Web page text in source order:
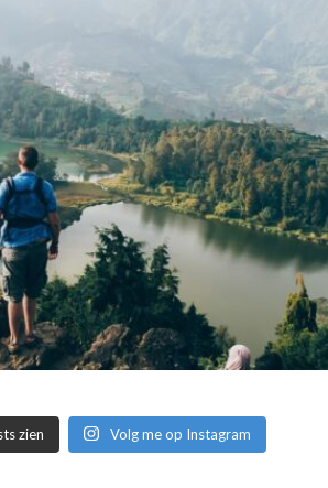
zien Volg me op Instagram